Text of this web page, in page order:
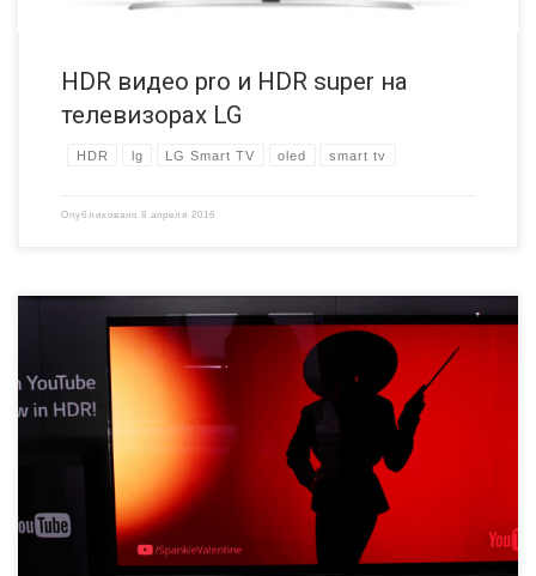
HDR видео pro и HDR super на
телевизорах LG
HDR lg LG Smart TV oled smart tv
Опубликовано 8 апреля 2016
YouTube непрерывно улучшает качество видео — с помощью 4К,
HFR, лучшим декодированием и даже 8К. В этом году
стриминговый гигант обещает добавить поддержку HDR. HDR
на YouTube Новость была представлена на CES 2016 во время
презентации компании LG, которая, кстати объявила про начало
сотрудничества с Netflix в контексте трансляции видео в […]